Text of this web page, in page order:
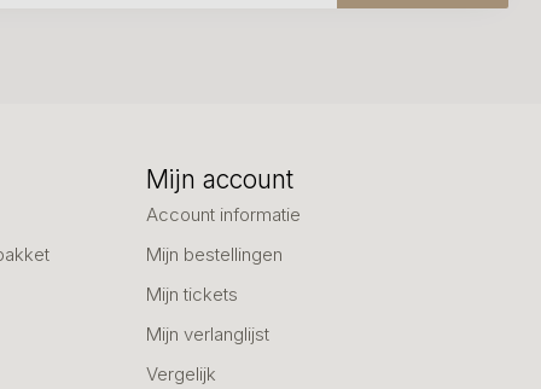
Mijn account
Account informatie
Mijn bestellingen
Mijn tickets
Mijn verlanglijst
Vergelijk